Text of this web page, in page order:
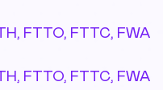
FTTO, FTTC, FWA
FTTO, FTTC, FWA